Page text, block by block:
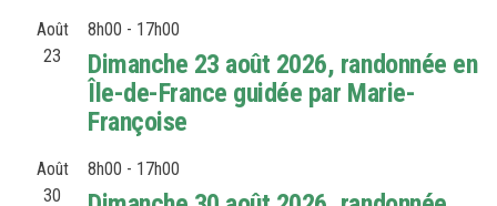
Août
23
8h00 - 17h00
Dimanche 23 août 2026, randonnée en
Île-de-France guidée par Marie-
Françoise
Août
30
8h00 - 17h00